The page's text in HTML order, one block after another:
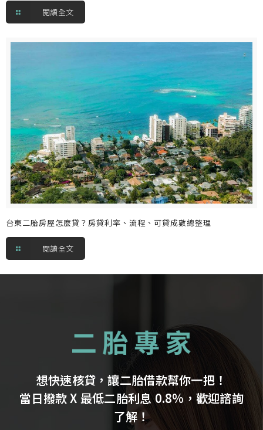
閱讀全文
台東二胎房屋怎麼貸？房貸利率、流程、可貸成數總整理
閱讀全文
想快速核貸，讓二胎借款幫你一把！
當日撥款 X 最低二胎利息 0.8%，歡迎諮詢
了解！